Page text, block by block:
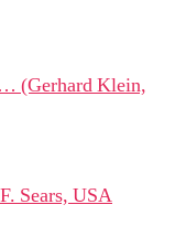
(Gerhard Klein,
Sears, USA